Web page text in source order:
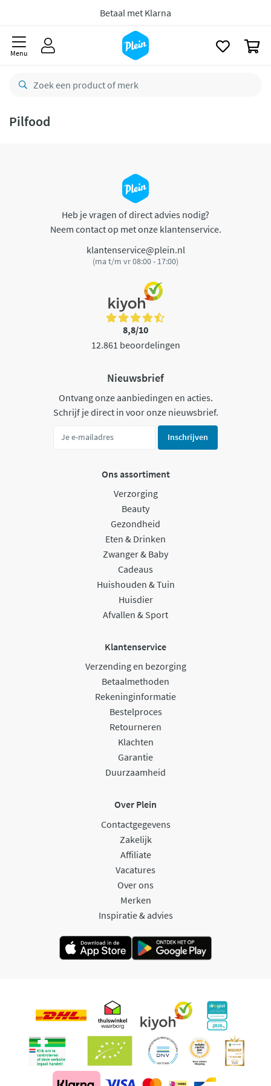
Betaal met Klarna
Menu
Pilfood
Heb je vragen of direct advies nodig?
Neem contact op met onze klantenservice.
klantenservice@plein.nl
(ma t/m vr 08:00 - 17:00)
8,8/10
12.861 beoordelingen
Nieuwsbrief
Ontvang onze aanbiedingen en acties.
Schrijf je direct in voor onze nieuwsbrief.
Inschrijven
Ons assortiment
Verzorging
Beauty
Gezondheid
Eten & Drinken
Zwanger & Baby
Cadeaus
Huishouden & Tuin
Huisdier
Afvallen & Sport
Klantenservice
Verzending en bezorging
Betaalmethoden
Rekeninginformatie
Bestelproces
Retourneren
Klachten
Garantie
Duurzaamheid
Over Plein
Contactgegevens
Zakelijk
Affiliate
Vacatures
Over ons
Merken
Inspiratie & advies